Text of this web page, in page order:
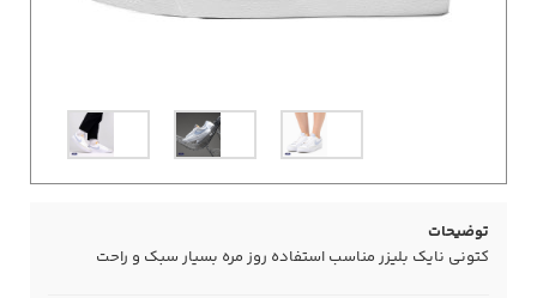
توضیحات
کتونی نایک بلیزر مناسب استفاده روز مره بسیار سبک و راحت